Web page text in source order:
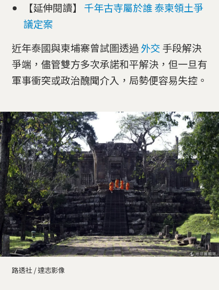
【延伸閱讀】 千年古寺屬於誰 泰柬領土爭
議定案
近年泰國與柬埔寨曾試圖透過 外交 手段解決
爭端，儘管雙方多次承諾和平解決，但一旦有
軍事衝突或政治醜聞介入，局勢便容易失控。
路透社 / 達志影像